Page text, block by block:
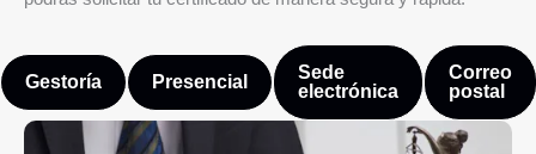
Gestoría Presencial
Sede
electrónica
Correo
postal